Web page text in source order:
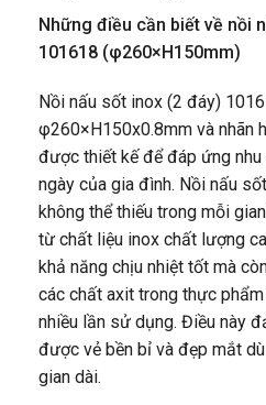
Những điều cần biết về nồi
101618 (φ260×H150mm)
Nồi nấu sốt inox (2 đáy)
φ260×H150x0.8mm và nhãn
được thiết kế để đáp ứng nhu
ngày của gia đình. Nồi nấu
không thể thiếu trong mỗi
từ chất liệu inox chất lượng
khả năng chịu nhiệt tốt mà
các chất axit trong thực
nhiều lần sử dụng. Điều này
được vẻ bền bỉ và đẹp mắt
gian dài.